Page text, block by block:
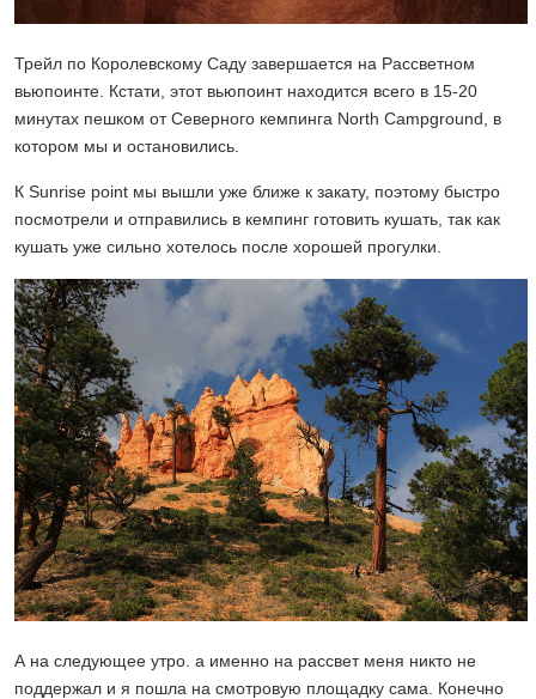
Трейл по Королевскому Саду завершается на Рассветном
вьюпоинте. Кстати, этот вьюпоинт находится всего в 15-20
минутах пешком от Северного кемпинга North Campground, в
котором мы и остановились.
К Sunrise point мы вышли уже ближе к закату, поэтому быстро
посмотрели и отправились в кемпинг готовить кушать, так как
кушать уже сильно хотелось после хорошей прогулки.
А на следующее утро. а именно на рассвет меня никто не
поддержал и я пошла на смотровую площадку сама. Конечно